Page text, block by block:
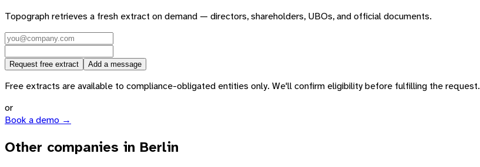
Topograph retrieves a fresh extract on demand — directors, shareholders, UBOs, and official documents.
Request free extract Add a message
Free extracts are available to compliance-obligated entities only. We'll confirm eligibility before fulfilling the request.
or
Book a demo →
Other companies in Berlin